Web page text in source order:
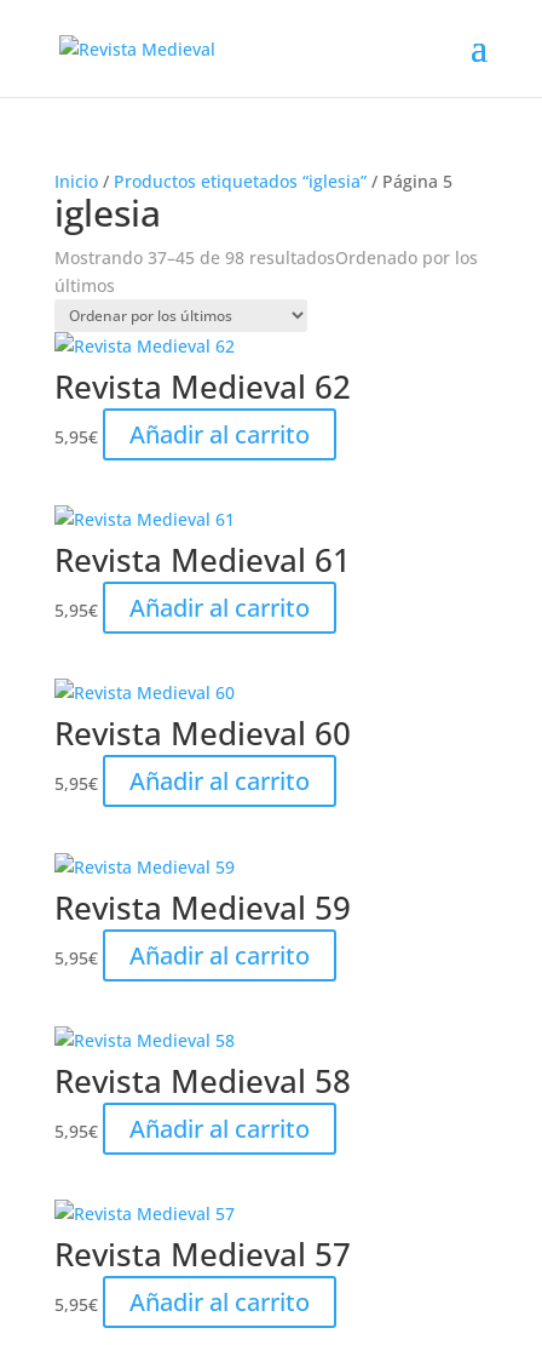
Inicio/ Productos etiquetados “iglesia”/ Página 5
iglesia
Mostrando 37–45 de 98 resultadosOrdenado por los
últimos
Revista Medieval 62
5,95€ Añadir al carrito
Revista Medieval 61
5,95€ Añadir al carrito
Revista Medieval 60
5,95€ Añadir al carrito
Revista Medieval 59
5,95€ Añadir al carrito
Revista Medieval 58
5,95€ Añadir al carrito
Revista Medieval 57
5,95€ Añadir al carrito